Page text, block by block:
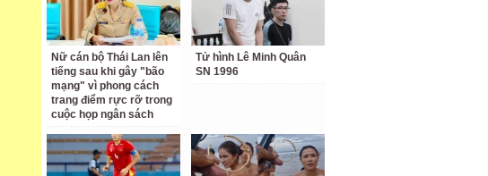
Nữ cán bộ Thái Lan lên
tiếng sau khi gây "bão
mạng" vì phong cách
trang điểm rực rỡ trong
cuộc họp ngân sách
Tử hình Lê Minh Quân
SN 1996